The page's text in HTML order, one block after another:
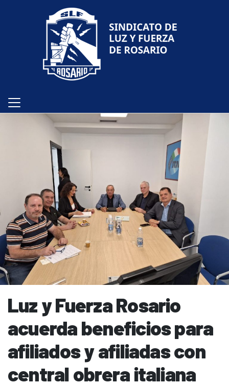
Luz y Fuerza Rosario
acuerda beneficios para
afiliados y afiliadas con
central obrera italiana